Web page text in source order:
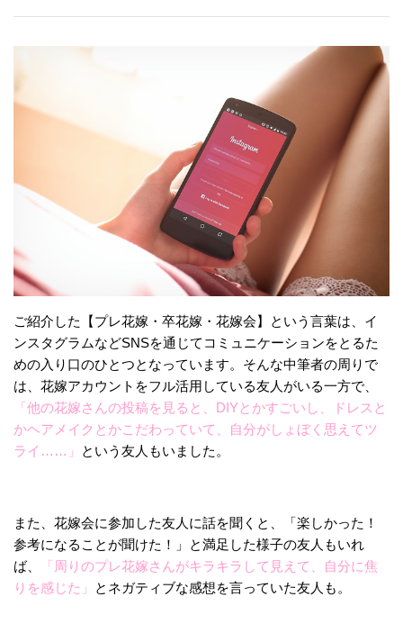
ご紹介した【プレ花嫁・卒花嫁・花嫁会】という言葉は、イ
ンスタグラムなどSNSを通じてコミュニケーションをとるた
めの入り口のひとつとなっています。そんな中筆者の周りで
は、花嫁アカウントをフル活用している友人がいる一方で、
「他の花嫁さんの投稿を見ると、DIYとかすごいし、ドレスと
かヘアメイクとかこだわっていて、自分がしょぼく思えてツ
ライ……」
という友人もいました。
また、花嫁会に参加した友人に話を聞くと、「楽しかった！
参考になることが聞けた！」と満足した様子の友人もいれ
ば、
「周りのプレ花嫁さんがキラキラして見えて、自分に焦
りを感じた」
とネガティブな感想を言っていた友人も。